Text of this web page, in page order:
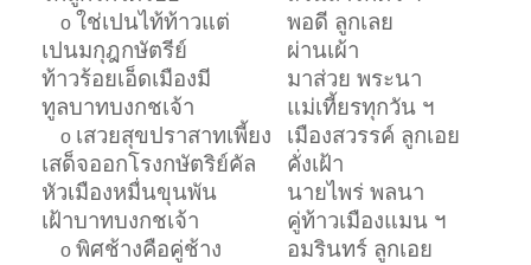
o ใช่เปนไท้ท้าวแต่
พอดี ลูกเลย
เปนมกุฎกษัตรีย์
ผ่านเผ้า
ท้าวร้อยเอ็ดเมืองมี
มาส่วย พระนา
ทูลบาทบงกชเจ้า
แม่เที้ยรทุกวัน ฯ
o เสวยสุขปราสาทเพี้ยง เมืองสวรรค์ ลูกเอย
เสด็จออกโรงกษัตริย์คัล
คั่งเฝ้า
หัวเมืองหมื่นขุนพัน
นายไพร่ พลนา
เฝ้าบาทบงกชเจ้า
คู่ท้าวเมืองแมน ฯ
o พิศช้างคือคู่ช้าง
อมรินทร์ ลูกเอย